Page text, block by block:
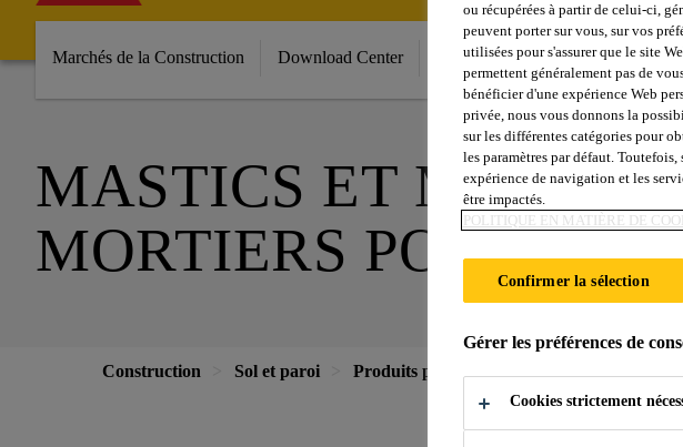
Marchés de la Construction Download Center Services Objets de référence
MASTICS ET
MORTIERS POUR
Construction Sol et paroi Produits pour le carrelage
ou récupérées à partir de celui-ci,
peuvent porter sur vous, sur vos
utilisées pour s'assurer que le site
permettent généralement pas de
bénéficier d'une expérience Web
privée, nous vous donnons la
sur les différentes catégories pour
les paramètres par défaut.
expérience de navigation et les
être impactés.
POLITIQUE EN MATIÈRE DE
Confirmer la sélection
Gérer les préférences de
Cookies strictement